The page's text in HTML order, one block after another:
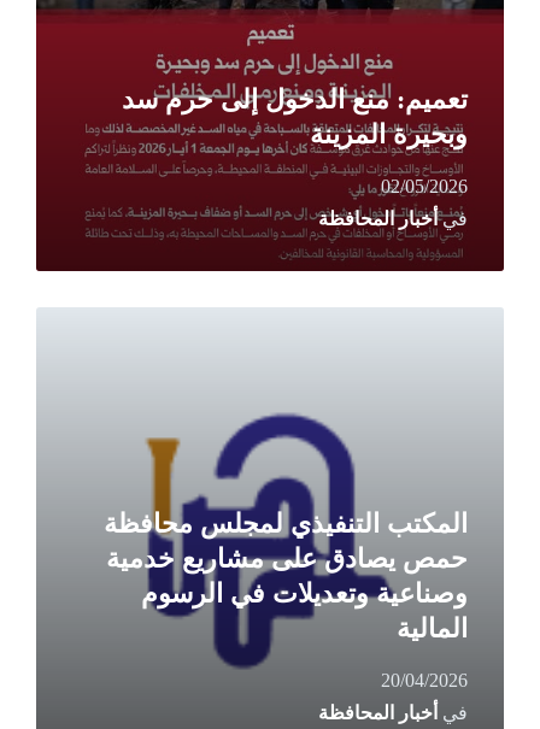
تعميم: منع الدخول إلى حرم سد
وبحيرة المزينة
02/05/2026
فيأخبار المحافظة
المكتب التنفيذي لمجلس محافظة
حمص يصادق على مشاريع خدمية
وصناعية وتعديلات في الرسوم
المالية
20/04/2026
في أخبار المحافظة